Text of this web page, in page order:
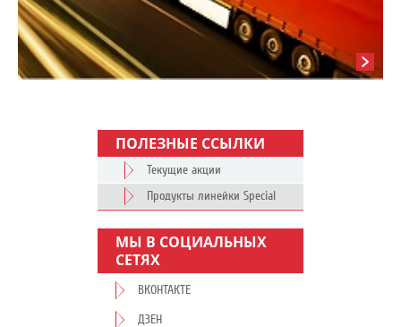
ПОЛЕЗНЫЕ ССЫЛКИ
Текущие акции
Продукты линейки Special
МЫ В СОЦИАЛЬНЫХ
СЕТЯХ
ВКОНТАКТЕ
ДЗЕН